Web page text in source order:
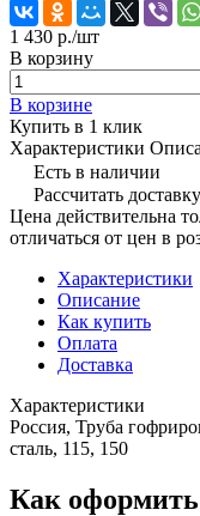
1 430 р./шт
В корзину
В корзине
Купить в 1 клик
Характеристики
Есть в наличии
Рассчитать доставку
Цена действительна
отличаться от цен в
Характеристики
Описание
Как купить
Оплата
Доставка
Характеристики
Россия, Труба
сталь, 115, 150
Как оформить